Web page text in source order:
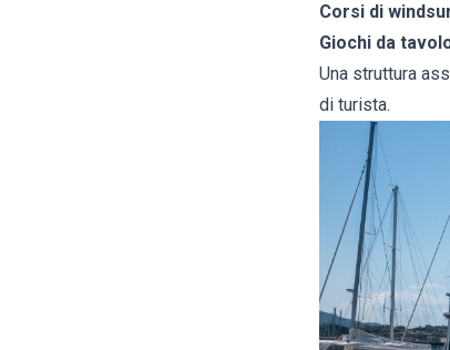
Corsi di
Giochi da
Una struttura
di turista.